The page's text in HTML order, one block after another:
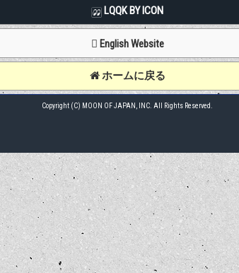
LQQK BY ICON
English Website
ホームに戻る
Copyright (C) MOON OF JAPAN, INC. All Rights Reserved.